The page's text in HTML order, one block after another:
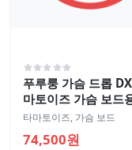
푸루룽 가슴 드롭
마토이즈 가슴 보드
타마토이즈, 가슴 보드
74,500원